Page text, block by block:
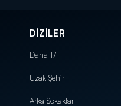
DİZİLER
Daha 17
Uzak Şehir
Arka Sokaklar